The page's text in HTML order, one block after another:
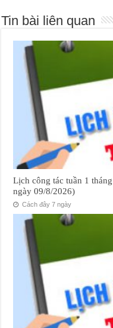
Tin bài liên quan
Lịch công tác tuần 1
ngày 09/8/2026)
Cách đây 7 ngày